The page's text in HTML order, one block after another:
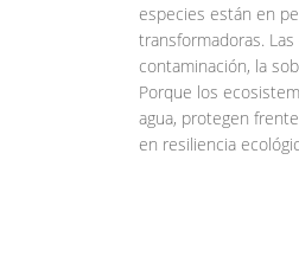
especies están en
transformadoras.
contaminación, la
Porque los
agua, protegen
en resiliencia